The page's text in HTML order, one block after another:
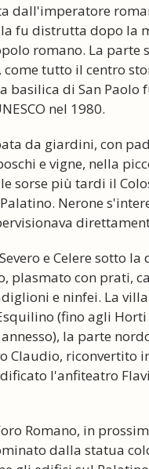
dall'imperatore
fu distrutta dopo la
romano. La parte
tutto il centro
basilica di San Paolo
nel 1980.
da giardini, con
e vigne, nella
più tardi il
Nerone
e Celere sotto
plasmato con prati,
e ninfei. La
(fino agli Horti
la parte
riconvertito
l'anfiteatro
Romano, in
dalla statua